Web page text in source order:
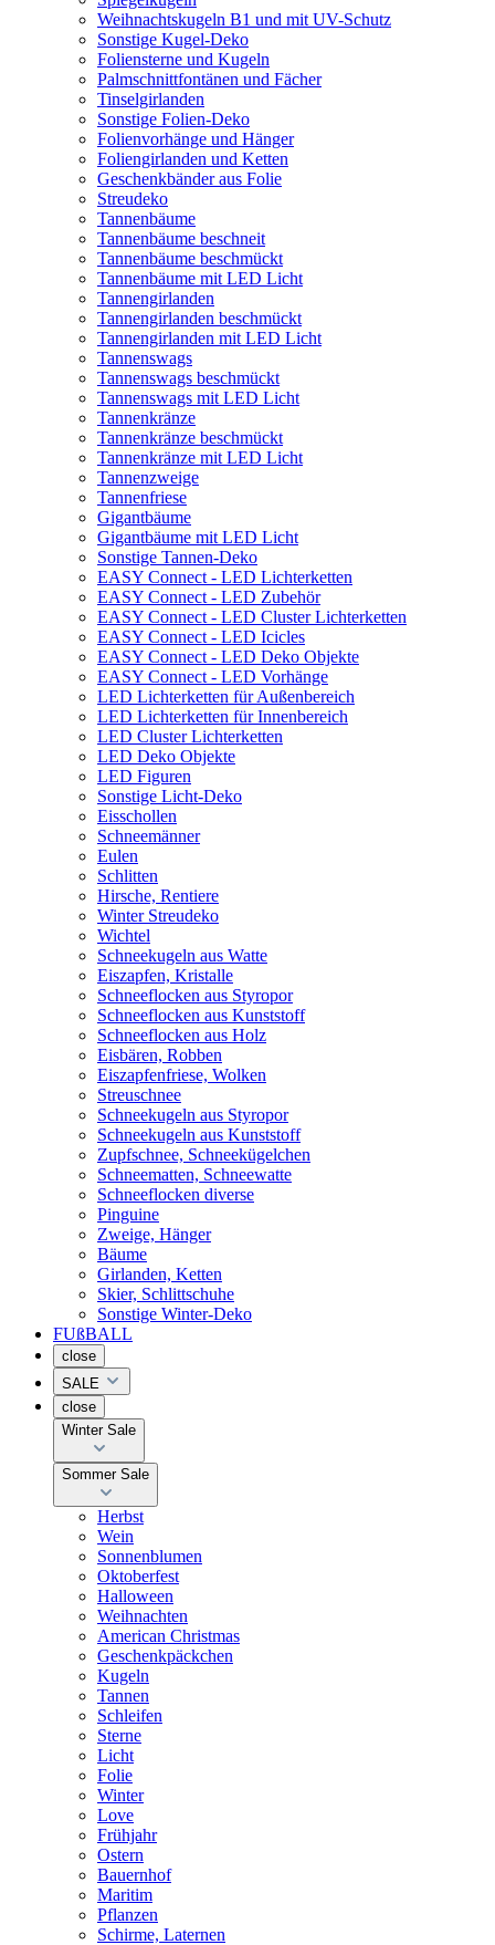
Weihnachtskugeln B1 und mit UV-Schutz
Sonstige Kugel-Deko
Foliensterne und Kugeln
Palmschnittfontänen und Fächer
Tinselgirlanden
Sonstige Folien-Deko
Folienvorhänge und Hänger
Foliengirlanden und Ketten
Geschenkbänder aus Folie
Streudeko
Tannenbäume
Tannenbäume beschneit
Tannenbäume beschmückt
Tannenbäume mit LED Licht
Tannengirlanden
Tannengirlanden beschmückt
Tannengirlanden mit LED Licht
Tannenswags
Tannenswags beschmückt
Tannenswags mit LED Licht
Tannenkränze
Tannenkränze beschmückt
Tannenkränze mit LED Licht
Tannenzweige
Tannenfriese
Gigantbäume
Gigantbäume mit LED Licht
Sonstige Tannen-Deko
EASY Connect - LED Lichterketten
EASY Connect - LED Zubehör
EASY Connect - LED Cluster Lichterketten
EASY Connect - LED Icicles
EASY Connect - LED Deko Objekte
EASY Connect - LED Vorhänge
LED Lichterketten für Außenbereich
LED Lichterketten für Innenbereich
LED Cluster Lichterketten
LED Deko Objekte
LED Figuren
Sonstige Licht-Deko
Eisschollen
Schneemänner
Eulen
Schlitten
Hirsche, Rentiere
Winter Streudeko
Wichtel
Schneekugeln aus Watte
Eiszapfen, Kristalle
Schneeflocken aus Styropor
Schneeflocken aus Kunststoff
Schneeflocken aus Holz
Eisbären, Robben
Eiszapfenfriese, Wolken
Streuschnee
Schneekugeln aus Styropor
Schneekugeln aus Kunststoff
Zupfschnee, Schneekügelchen
Schneematten, Schneewatte
Schneeflocken diverse
Pinguine
Zweige, Hänger
Bäume
Girlanden, Ketten
Skier, Schlittschuhe
Sonstige Winter-Deko
FUßBALL
close
SALE
close
Winter Sale
Sommer Sale
Herbst
Wein
Sonnenblumen
Oktoberfest
Halloween
Weihnachten
American Christmas
Geschenkpäckchen
Kugeln
Tannen
Schleifen
Sterne
Licht
Folie
Winter
Love
Frühjahr
Ostern
Bauernhof
Maritim
Pflanzen
Schirme, Laternen